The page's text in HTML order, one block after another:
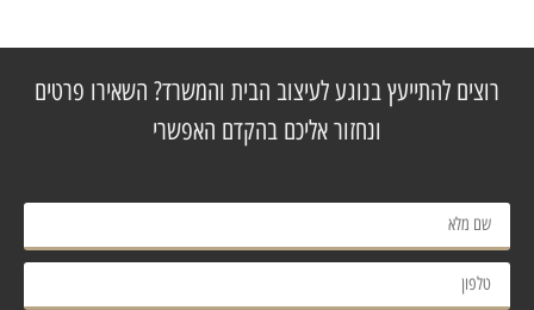
רוצים להתייעץ בנוגע לעיצוב הבית והמשרד? השאירו פרטים
ונחזור אליכם בהקדם האפשרי